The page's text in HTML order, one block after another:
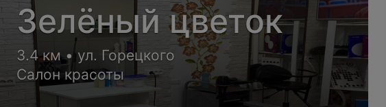
Зелёный цветок
3.4 км • ул. Горецкого
Салон красоты